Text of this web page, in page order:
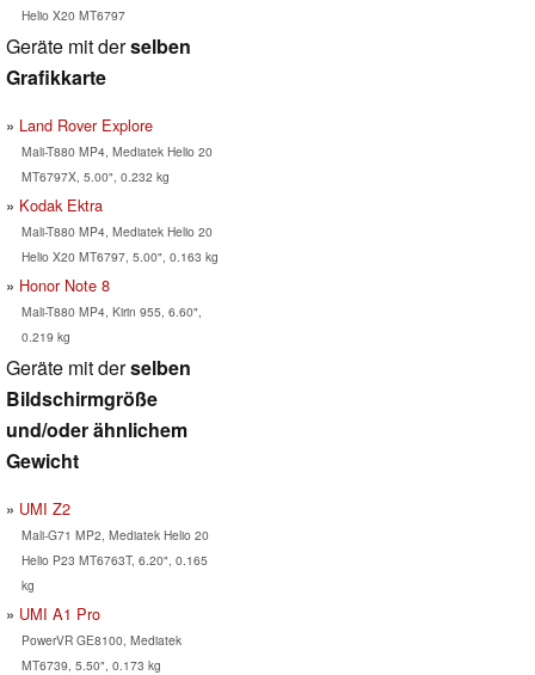
Helio X20 MT6797
Geräte mit derselben
Grafikkarte
Land Rover Explore
Mali-T880 MP4, Mediatek Helio 20
MT6797X, 5.00", 0.232 kg
Kodak Ektra
Mali-T880 MP4, Mediatek Helio 20
Helio X20 MT6797, 5.00", 0.163 kg
Honor Note 8
Mali-T880 MP4, Kirin 955, 6.60",
0.219 kg
Geräte mit derselben
Bildschirmgröße
und/oder ähnlichem
Gewicht
UMI Z2
Mali-G71 MP2, Mediatek Helio 20
Helio P23 MT6763T, 6.20", 0.165
kg
UMI A1 Pro
PowerVR GE8100, Mediatek
MT6739, 5.50", 0.173 kg